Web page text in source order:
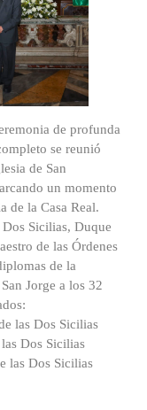
de profunda
se reunió
de San
un momento
de la Casa Real.
Sicilias, Duque
de las Órdenes
de la
Jorge a los 32
las Dos Sicilias
Dos Sicilias
las Dos Sicilias